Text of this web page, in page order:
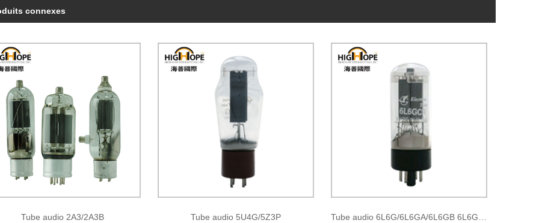
connexes
Tube audio 2A3/2A3B Tube audio 5U4G/5Z3P Tube audio 6L6G/6L6GA/6L6GB 6L6GC/5881